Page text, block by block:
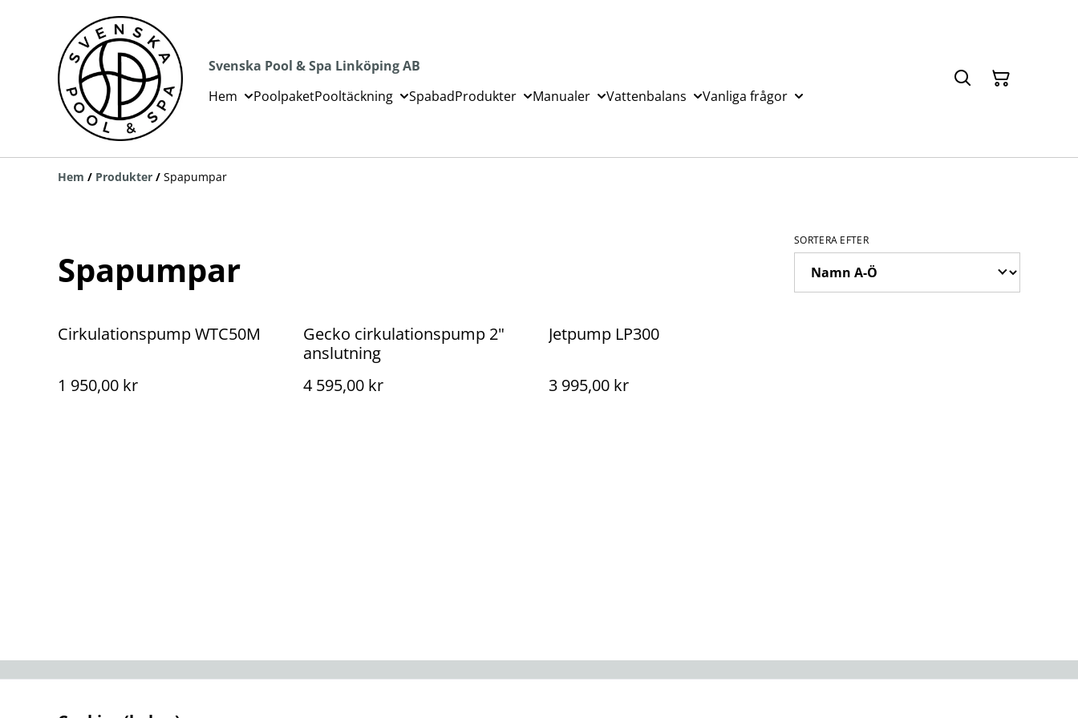
Svenska Pool & Spa Linköping AB
Hem
PoolpaketPooltäckning SpabadProdukter Manualer Vattenbalans Vanliga frågor
Hem / Produkter / Spapumpar
Spapumpar
SORTERA EFTER
Cirkulationspump WTC50M
1 950,00 kr
Gecko cirkulationspump 2"
anslutning
4 595,00 kr
Jetpump LP300
3 995,00 kr